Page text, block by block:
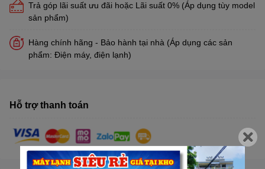
Trả góp lãi suất ưu đãi hoặc Lãi suất 0% (Áp dụng tùy model
sản phẩm)
Hàng chính hãng - Bảo hành tại nhà (Áp dụng các sản
phẩm: Điện máy, điện lạnh)
Hỗ trợ thanh toán